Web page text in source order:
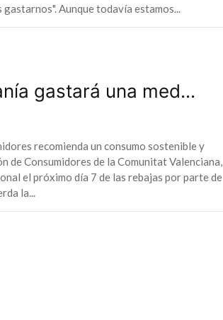
gastarnos". Aunque todavía estamos
gastará una med...
recomienda un consumo sostenible y
de Consumidores de la Comunitat Valenciana,
el próximo día 7 de las rebajas por parte de
la